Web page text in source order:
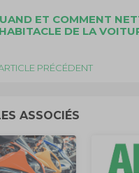
ET COMMENT
DE LA
PRÉCÉDENT
ASSOCIÉS